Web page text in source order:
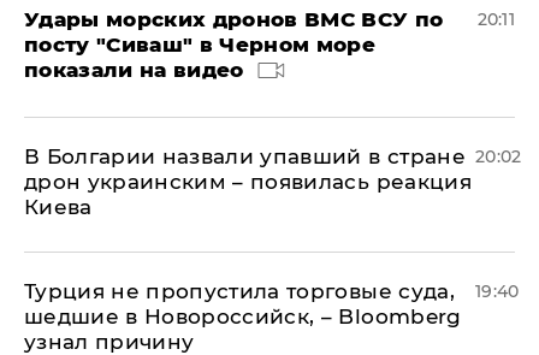
Удары морских дронов ВМС ВСУ по
посту "Сиваш" в Черном море
показали на видео
20:11
В Болгарии назвали упавший в стране
дрон украинским – появилась реакция
Киева
20:02
Турция не пропустила торговые суда,
шедшие в Новороссийск, – Bloomberg
узнал причину
19:40